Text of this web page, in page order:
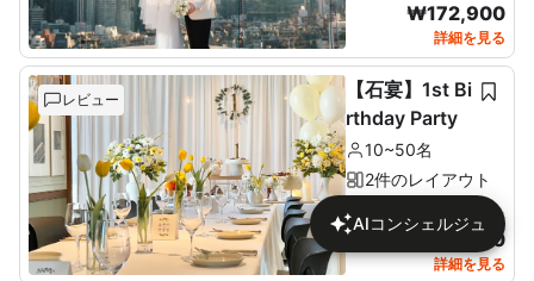
₩172,900
詳細を見る
レビュー
【石宴】1st Bi
rthday Party
10~50名
2件のレイアウト
1人あたり予想価格
137,680
詳細を見る
AIコンシェルジュ